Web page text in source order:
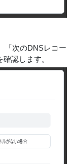
「次のDNSレコー
認します。